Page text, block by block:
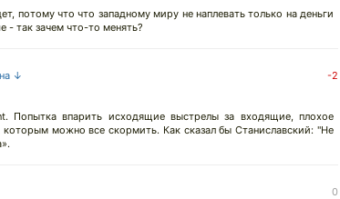
потому что что западному миру не наплевать только на деньги
- так зачем что-то менять?
↓ -2
Попытка впарить исходящие выстрелы за входящие, плохое
можно все скормить. Как сказал бы Станиславский: "Не
0